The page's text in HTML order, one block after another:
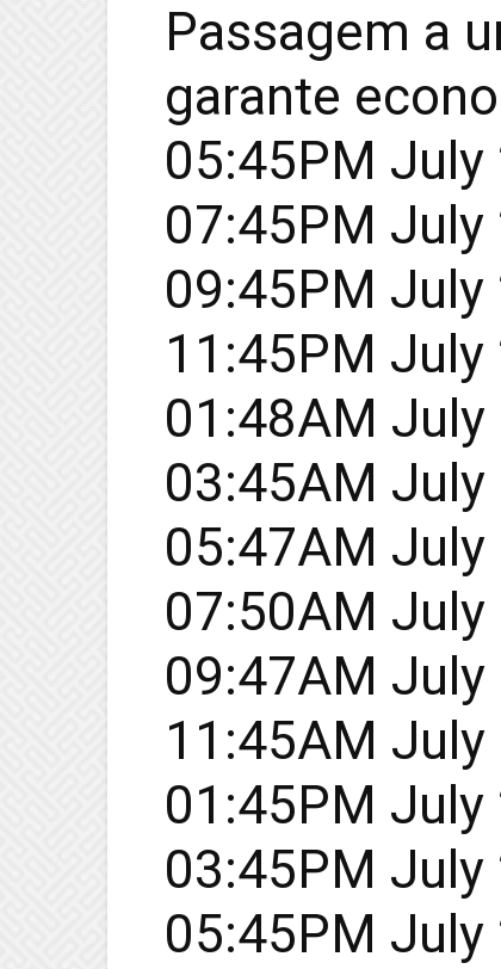
Passagem a
garante
05:45PM
07:45PM
09:45PM
11:45PM
01:48AM
03:45AM
05:47AM
07:50AM
09:47AM
11:45AM
01:45PM
03:45PM
05:45PM